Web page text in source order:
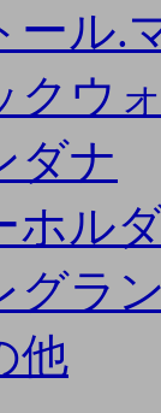
ール.
クウ
ダナ
ホル
グラ
他